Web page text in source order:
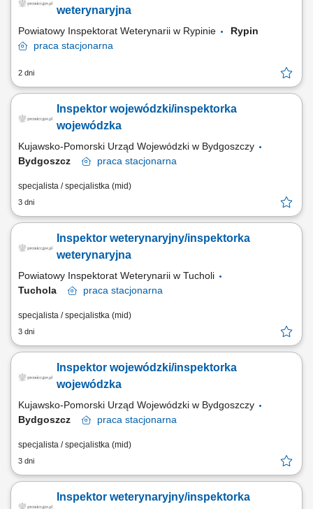
weterynaryjna
Powiatowy Inspektorat Weterynarii w Rypinie
Rypin
praca stacjonarna
2 dni
Inspektor wojewódzki/inspektorka
wojewódzka
Kujawsko-Pomorski Urząd Wojewódzki w Bydgoszczy
Bydgoszcz
praca stacjonarna
specjalista / specjalistka (mid)
3 dni
Inspektor weterynaryjny/inspektorka
weterynaryjna
Powiatowy Inspektorat Weterynarii w Tucholi
Tuchola
praca stacjonarna
specjalista / specjalistka (mid)
3 dni
Inspektor wojewódzki/inspektorka
wojewódzka
Kujawsko-Pomorski Urząd Wojewódzki w Bydgoszczy
Bydgoszcz
praca stacjonarna
specjalista / specjalistka (mid)
3 dni
Inspektor weterynaryjny/inspektorka